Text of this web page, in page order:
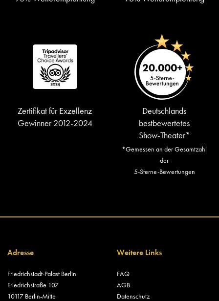
Zertifikat für Exzellenz
Gewinner 2012-2024
Deutschlands
bestbewertetes
Show-Theater*
*Gemessen an der Gesamtzahl
der
5-Sterne-Bewertungen
Adresse
Friedrichstadt-Palast Berlin
Friedrichstraße 107
10117 Berlin-Mitte
Weitere Links
FAQ
AGB
Datenschutz